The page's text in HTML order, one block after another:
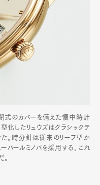
式のカバーを備えた懐中時計
化したリュウズはクラシックテ
。時分針は従来のリーフ型か
パールミノバを採用する｡これ
｡